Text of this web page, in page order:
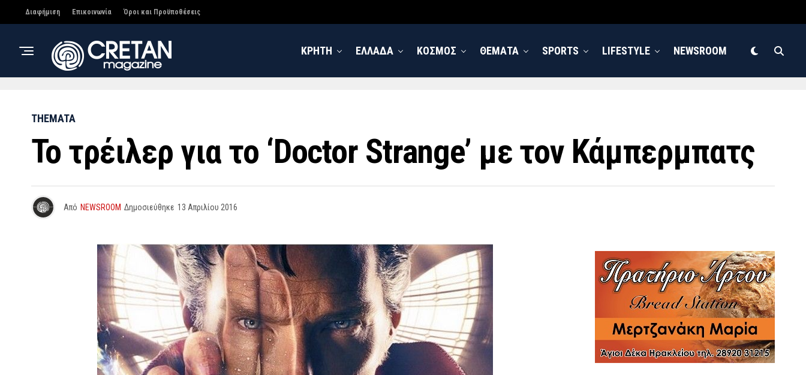
Διαφήμιση Επικοινωνία Όροι και Προϋποθέσεις
ΚΡΗΤΗ ΕΛΛΑΔΑ ΚΟΣΜΟΣ ΘΕΜΑΤΑ SPORTS LIFESTYLE NEWSROOM
THEMATA
Το τρέιλερ για το ‘Doctor Strange’ με τον Κάμπερμπατς
Από NEWSROOM Δημοσιεύθηκε 13 Απριλίου 2016